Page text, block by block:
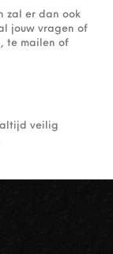
zal er dan ook
jouw vragen of
te mailen of
altijd veilig